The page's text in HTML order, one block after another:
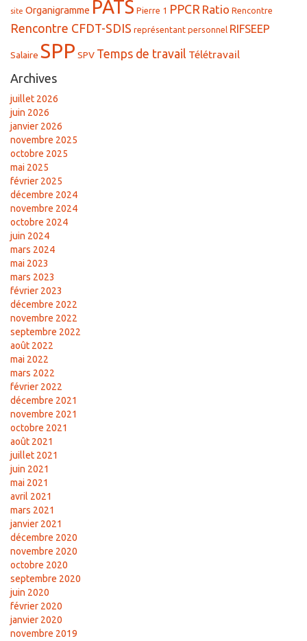
site Organigramme PATS Pierre 1 PPCR Ratio Rencontre
Rencontre CFDT-SDIS représentant personnel RIFSEEP
Salaire SPP SPV Temps de travail Télétravail
Archives
juillet 2026
juin 2026
janvier 2026
novembre 2025
octobre 2025
mai 2025
février 2025
décembre 2024
novembre 2024
octobre 2024
juin 2024
mars 2024
mai 2023
mars 2023
février 2023
décembre 2022
novembre 2022
septembre 2022
août 2022
mai 2022
mars 2022
février 2022
décembre 2021
novembre 2021
octobre 2021
août 2021
juillet 2021
juin 2021
mai 2021
avril 2021
mars 2021
janvier 2021
décembre 2020
novembre 2020
octobre 2020
septembre 2020
juin 2020
février 2020
janvier 2020
novembre 2019